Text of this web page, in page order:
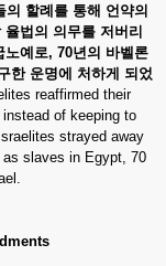
의 할례를 통해 언약의
율법의 의무를 저버리
노예로, 70년의 바벨론
한 운명에 처하게 되었
reaffirmed their
of keeping to
strayed away
slaves in Egypt, 70